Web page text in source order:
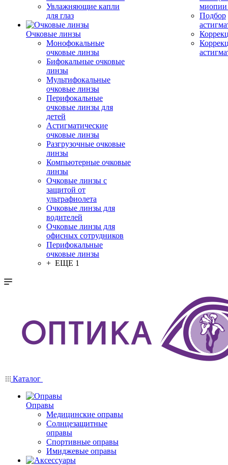
Увлажняющие капли
для глаз
Очковые линзы
Монофокальные
очковые линзы
Бифокальные очковые
линзы
Мультифокальные
очковые линзы
Перифокальные
очковые линзы для
детей
Астигматические
очковые линзы
Разгрузочные очковые
линзы
Компьютерные очковые
линзы
Очковые линзы с
защитой от
ультрафиолета
Очковые линзы для
водителей
Очковые линзы для
офисных сотрудников
Перифокальные
очковые линзы
+ ЕЩЕ 1
миопии
Подбор
Каталог
Оправы
Медицинские оправы
Солнцезащитные
оправы
Спортивные оправы
Имиджевые оправы